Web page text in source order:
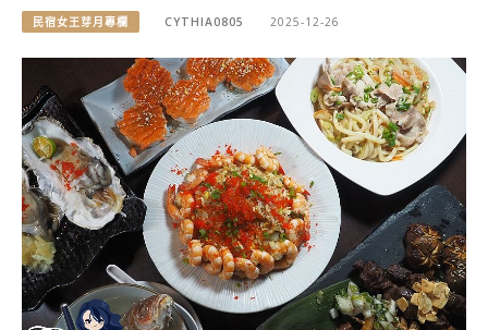
民宿女王芽月專欄 CYTHIA0805 2025-12-26